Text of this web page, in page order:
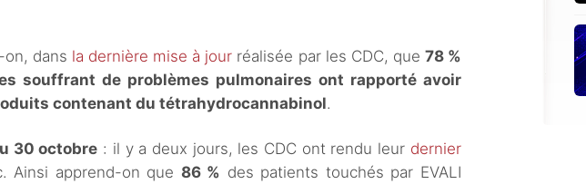
on, dans la dernière mise à jour réalisée par les CDC, que 78 %
souffrant de problèmes pulmonaires ont rapporté avoir
contenant du tétrahydrocannabinol.
30 octobre : il y a deux jours, les CDC ont rendu leur dernier
Ainsi apprend-on que 86 % des patients touchés par EVALI